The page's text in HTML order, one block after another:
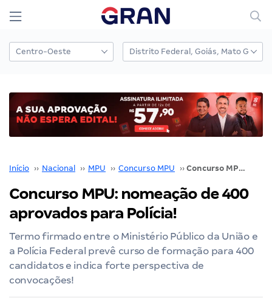
Início ›› Nacional ›› MPU ›› Concurso MPU ›› Concurso MPU: nomeação de 400 aprovados para Polícia!
Concurso MPU: nomeação de 400
aprovados para Polícia!
Termo firmado entre o Ministério Público da União e
a Polícia Federal prevê curso de formação para 400
candidatos e indica forte perspectiva de
convocações!